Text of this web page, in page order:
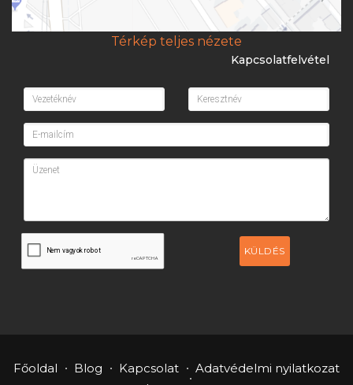
Térkép teljes nézete
Kapcsolatfelvétel
KÜLDÉS
Főoldal Blog Kapcsolat
Adatvédelmi nyilatkozat